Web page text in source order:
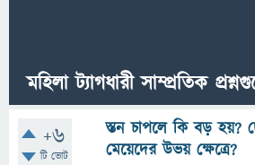
মহিলা ট্যাগধারী সাম্প্রতিক
+6
টি ভোট
স্তন চাপলে কি বড় হয়?
মেয়েদের উভয় ক্ষেত্রে?